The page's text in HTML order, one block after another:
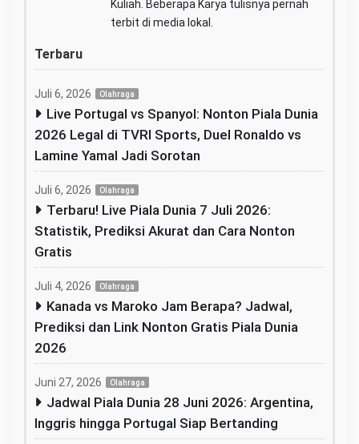
Kuliah. Beberapa Karya tulisnya pernah
terbit di media lokal.
Terbaru
Juli 6, 2026 Olahraga
Live Portugal vs Spanyol: Nonton Piala Dunia
2026 Legal di TVRI Sports, Duel Ronaldo vs
Lamine Yamal Jadi Sorotan
Juli 6, 2026 Olahraga
Terbaru! Live Piala Dunia 7 Juli 2026:
Statistik, Prediksi Akurat dan Cara Nonton
Gratis
Juli 4, 2026 Olahraga
Kanada vs Maroko Jam Berapa? Jadwal,
Prediksi dan Link Nonton Gratis Piala Dunia
2026
Juni 27, 2026 Olahraga
Jadwal Piala Dunia 28 Juni 2026: Argentina,
Inggris hingga Portugal Siap Bertanding